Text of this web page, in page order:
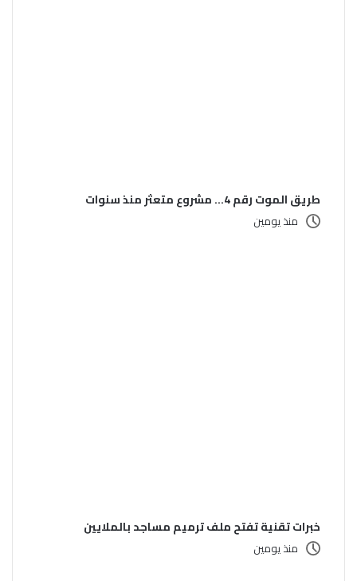
طريق الموت رقم 4… مشروع متعثر منذ سنوات
منذ يومين
خبرات تقنية تفتح ملف ترميم مساجد بالملايين
منذ يومين